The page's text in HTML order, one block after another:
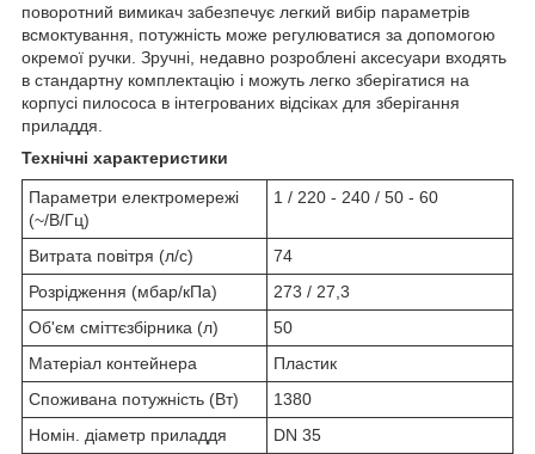
поворотний вимикач забезпечує легкий вибір параметрів
всмоктування, потужність може регулюватися за допомогою
окремої ручки. Зручні, недавно розроблені аксесуари входять
в стандартну комплектацію і можуть легко зберігатися на
корпусі пилососа в інтегрованих відсіках для зберігання
приладдя.
Технічні характеристики
Параметри електромережі
(~/В/Гц)
1 / 220 - 240 / 50 - 60
Витрата повітря (л/с)
74
Розрідження (мбар/кПа)
273 / 27,3
Об'єм сміттєзбірника (л)
50
Матеріал контейнера
Пластик
Споживана потужність (Вт)
1380
Номін. діаметр приладдя
DN 35